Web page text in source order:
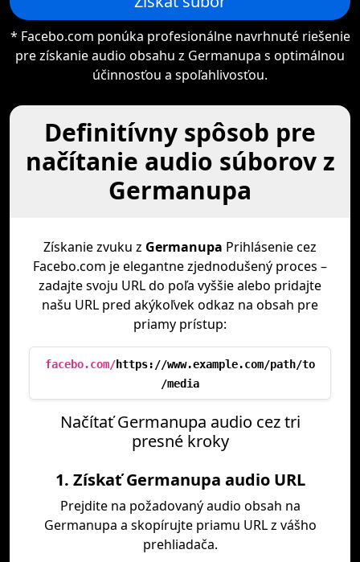
* Facebo.com ponúka profesionálne navrhnuté riešenie
pre získanie audio obsahu z Germanupa s optimálnou
účinnosťou a spoľahlivosťou.
Definitívny spôsob pre
načítanie audio súborov z
Germanupa
Získanie zvuku z Germanupa Prihlásenie cez
Facebo.com je elegantne zjednodušený proces –
zadajte svoju URL do poľa vyššie alebo pridajte
našu URL pred akýkoľvek odkaz na obsah pre
priamy prístup:
facebo.com/https://www.example.com/path/to
/media
Načítať Germanupa audio cez tri
presné kroky
1. Získať Germanupa audio URL
Prejdite na požadovaný audio obsah na
Germanupa a skopírujte priamu URL z vášho
prehliadača.